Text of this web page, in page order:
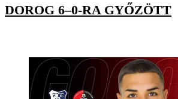
DOROG 6–0-RA GYŐZÖTT